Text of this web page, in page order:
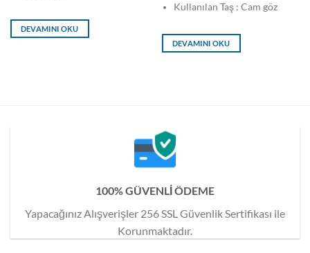
DEVAMINI OKU
Kullanılan Taş : Cam göz
DEVAMINI OKU
100% GÜVENLİ ÖDEME
Yapacağınız Alışverişler 256 SSL Güvenlik Sertifikası ile
Korunmaktadır.